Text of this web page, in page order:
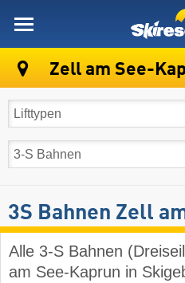
Zell am See-
3S Bahnen Zell
Alle 3-S Bahnen
am See-Kaprun in